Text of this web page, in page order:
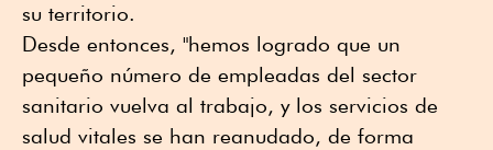
su territorio.
Desde entonces, "hemos logrado que un
pequeño número de empleadas del sector
sanitario vuelva al trabajo, y los servicios de
salud vitales se han reanudado, de forma